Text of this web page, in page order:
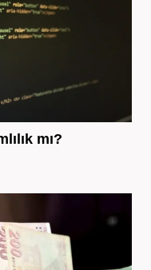
mı?